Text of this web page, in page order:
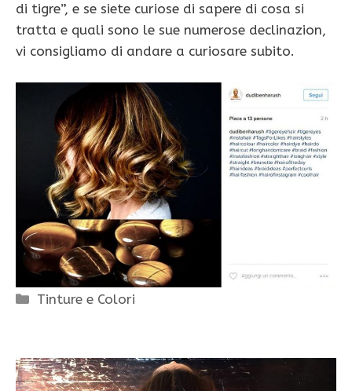
di tigre”, e se siete curiose di sapere di cosa si
tratta e quali sono le sue numerose declinazion,
vi consigliamo di andare a curiosare subito.
Categorie
Tinture e Colori